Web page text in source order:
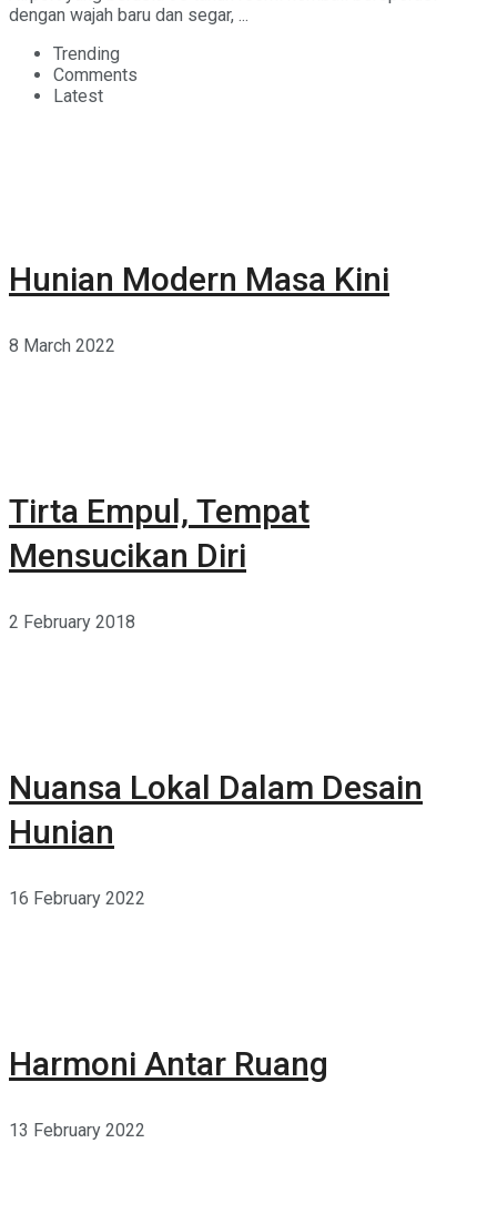
dengan wajah baru dan segar, ...
Trending
Comments
Latest
Hunian Modern Masa Kini
8 March 2022
Tirta Empul, Tempat
Mensucikan Diri
2 February 2018
Nuansa Lokal Dalam Desain
Hunian
16 February 2022
Harmoni Antar Ruang
13 February 2022